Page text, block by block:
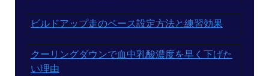
ビルドアップ走のペース設定方法と練習効果
クーリングダウンで血中乳酸濃度を早く下げた
い理由